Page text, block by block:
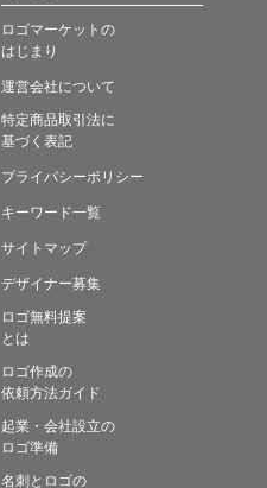
ロゴマーケットの
はじまり
運営会社について
特定商品取引法に
基づく表記
プライバシーポリシー
キーワード一覧
サイトマップ
デザイナー募集
ロゴ無料提案
とは
ロゴ作成の
依頼方法ガイド
起業・会社設立の
ロゴ準備
名刺とロゴの